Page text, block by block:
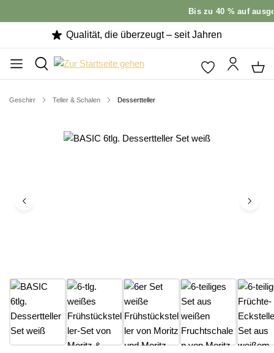
Bis zu 40 % auf
Qualität, die überzeugt – seit Jahren
Geschirr Teller & Schalen Dessertteller
Bildergalerie überspringen